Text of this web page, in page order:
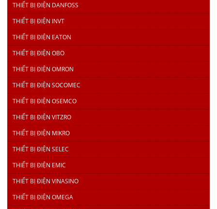
THIẾT BỊ ĐIỆN DANFOSS
THIẾT BỊ ĐIỆN INVT
THIẾT BỊ ĐIỆN EATON
THIẾT BỊ ĐIỆN OBO
THIẾT BỊ ĐIỆN OMRON
THIẾT BỊ ĐIỆN SOCOMEC
THIẾT BỊ ĐIỆN OSEMCO
THIẾT BỊ ĐIỆN VITZRO
THIẾT BỊ ĐIỆN MIKRO
THIẾT BỊ ĐIỆN SELEC
THIẾT BỊ ĐIỆN EMIC
THIẾT BỊ ĐIỆN VINASINO
THIẾT BỊ ĐIỆN OMEGA